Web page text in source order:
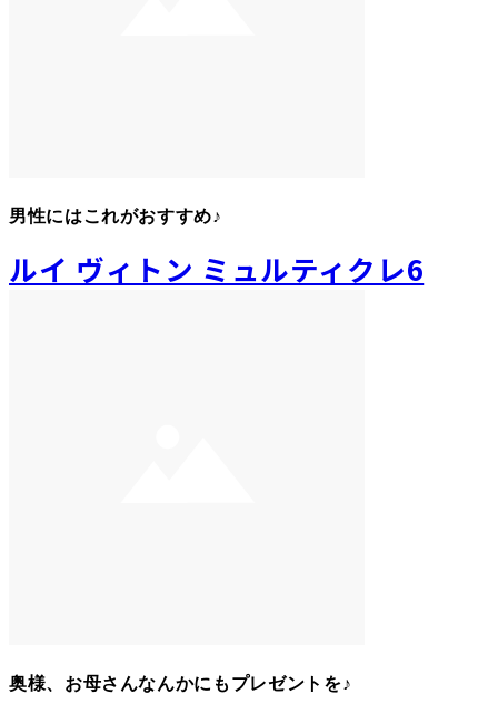
男性にはこれがおすすめ♪
ルイ ヴィトン ミュルティクレ6
奥様、お母さんなんかにもプレゼントを♪